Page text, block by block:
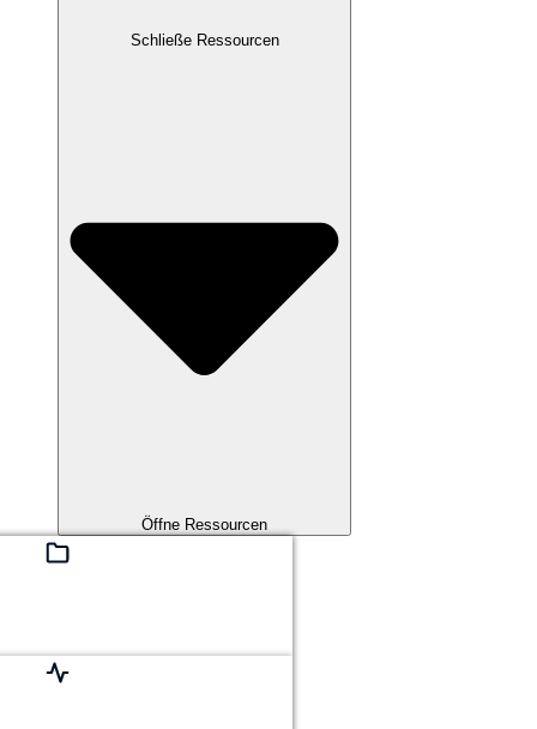
Schließe Ressourcen
Öffne Ressourcen